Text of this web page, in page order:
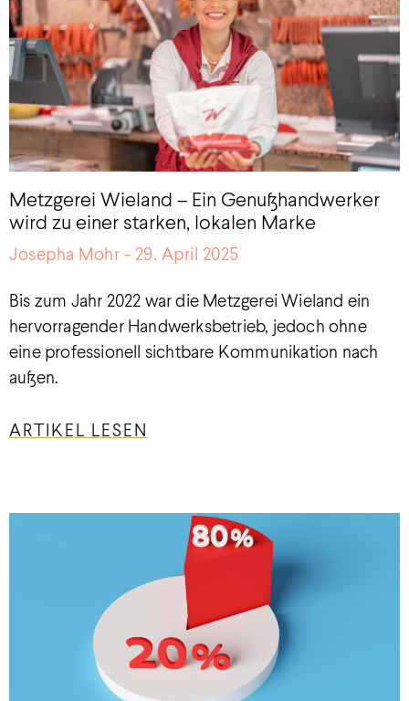
Metzgerei Wieland – Ein Genußhandwerker
wird zu einer starken, lokalen Marke
Josepha Mohr 29. April 2025
Bis zum Jahr 2022 war die Metzgerei Wieland ein
hervorragender Handwerksbetrieb, jedoch ohne
eine professionell sichtbare Kommunikation nach
außen.
ARTIKEL LESEN